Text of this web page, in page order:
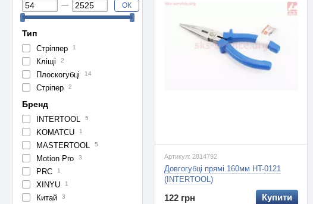
Артикул: 2814792
Довгогубці прямі 160мм HT-0121
(INTERTOOL)
122 грн Купити
ОК
Тип
Стріппер 1
Кліщі 2
Плоскогубці 14
Стріпер 2
Бренд
INTERTOOL 5
KOMATCU 1
MASTERTOOL 5
Motion Pro 3
PRC 1
XINYU 1
Китай 3